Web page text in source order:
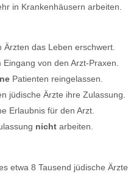
in Krankenhäusern arbeiten.
Ärzten das Leben erschwert.
von den Arzt-Praxen.
Patienten reingelassen.
jüdische Ärzte ihre Zulassung.
Erlaubnis für den Arzt.
nicht arbeiten.
etwa 8 Tausend jüdische Ärzte.